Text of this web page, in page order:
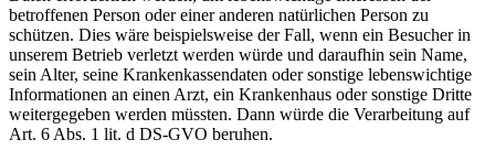
betroffenen Person oder einer anderen natürlichen Person zu
schützen. Dies wäre beispielsweise der Fall, wenn ein Besucher in
unserem Betrieb verletzt werden würde und daraufhin sein Name,
sein Alter, seine Krankenkassendaten oder sonstige lebenswichtige
Informationen an einen Arzt, ein Krankenhaus oder sonstige Dritte
weitergegeben werden müssten. Dann würde die Verarbeitung auf
Art. 6 Abs. 1 lit. d DS-GVO beruhen.